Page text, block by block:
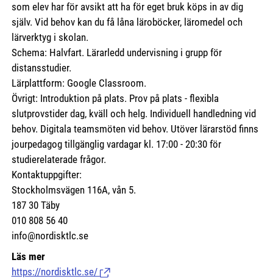
som elev har för avsikt att ha för eget bruk köps in av dig
själv. Vid behov kan du få låna läroböcker, läromedel och
lärverktyg i skolan.
Schema: Halvfart. Lärarledd undervisning i grupp för
distansstudier.
Lärplattform: Google Classroom.
Övrigt: Introduktion på plats. Prov på plats - flexibla
slutprovstider dag, kväll och helg. Individuell handledning vid
behov. Digitala teamsmöten vid behov. Utöver lärarstöd finns
jourpedagog tillgänglig vardagar kl. 17:00 - 20:30 för
studierelaterade frågor.
Kontaktuppgifter:
Stockholmsvägen 116A, vån 5.
187 30 Täby
010 808 56 40
info@nordisktlc.se
Läs mer
https://nordisktlc.se/ (Länk till extern sida.)